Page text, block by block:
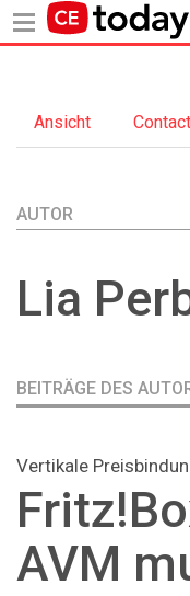
InhaltPrimary
Ansicht (aktiver
Reiter)
Contact
AUTOR
Lia
BEITRÄGE DES
Vertikale
AVM